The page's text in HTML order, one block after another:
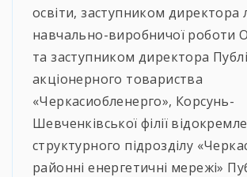
освіти, заступником директора
навчально-виробничої роботи
та заступником директора
акціонерного товариства
«Черкасиобленерго», Корсунь-
Шевченківської філії
структурного підрозділу
районні енергетичні мережі»